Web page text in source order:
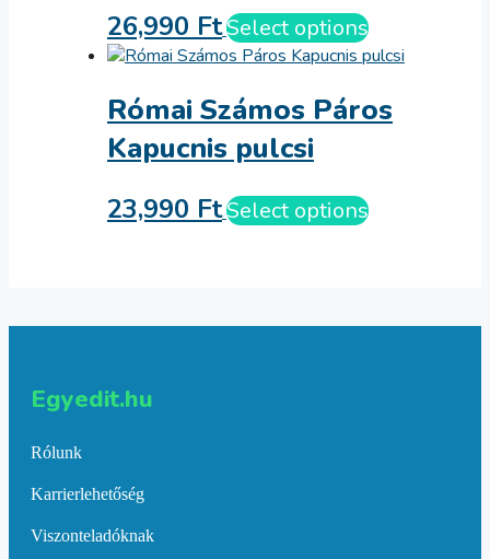
26,990 FtSelect options
Római Számos Páros
Kapucnis pulcsi
23,990 FtSelect options
Egyedit.hu
Rólunk
Karrierlehetőség
Viszonteladóknak